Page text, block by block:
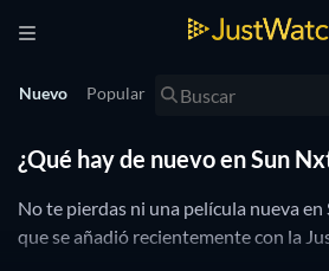
Nuevo Popular
¿Qué hay de nuevo en Sun
No te pierdas ni una película nueva
que se añadió recientemente con la